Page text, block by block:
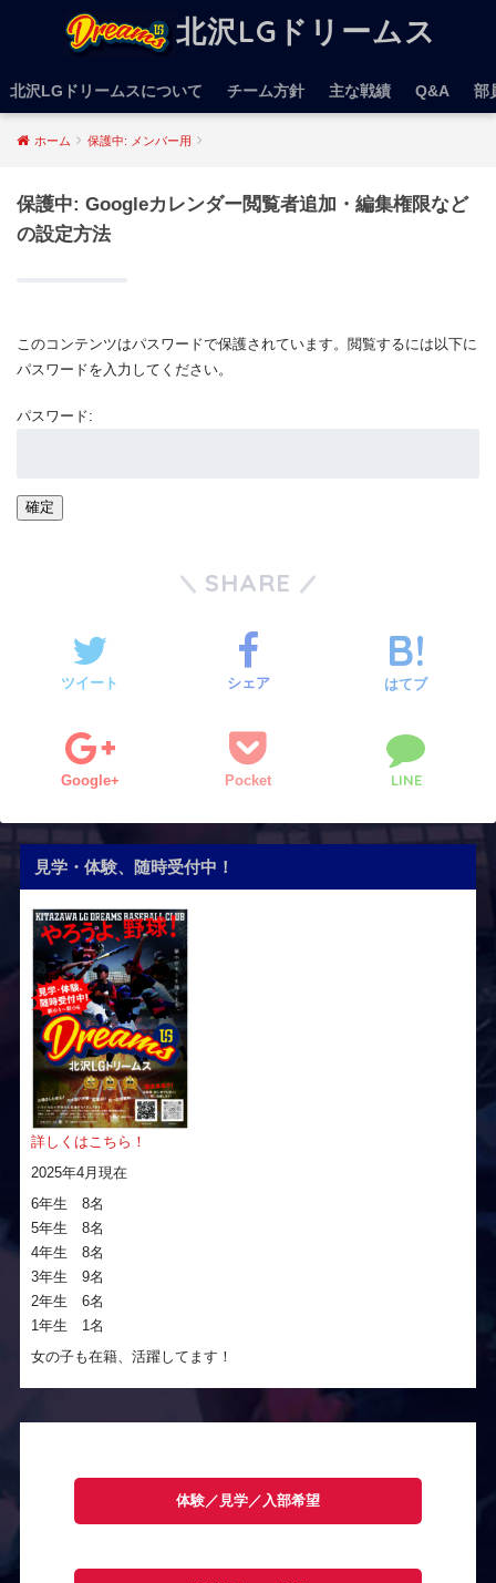
北沢LGドリームス
北沢LGドリームスについて チーム方針 主な戦績 Q&A 部
ホーム 保護中: メンバー用
保護中: Googleカレンダー閲覧者追加・編集権限など
の設定方法
このコンテンツはパスワードで保護されています。閲覧するには以下に
パスワードを入力してください。
パスワード:
SHARE
ツイート シェア はてブ
Google+ Pocket LINE
見学・体験、随時受付中！
詳しくはこちら！
2025年4月現在
6年生 8名
5年生 8名
4年生 8名
3年生 9名
2年生 6名
1年生 1名
女の子も在籍、活躍してます！
体験／見学／入部希望